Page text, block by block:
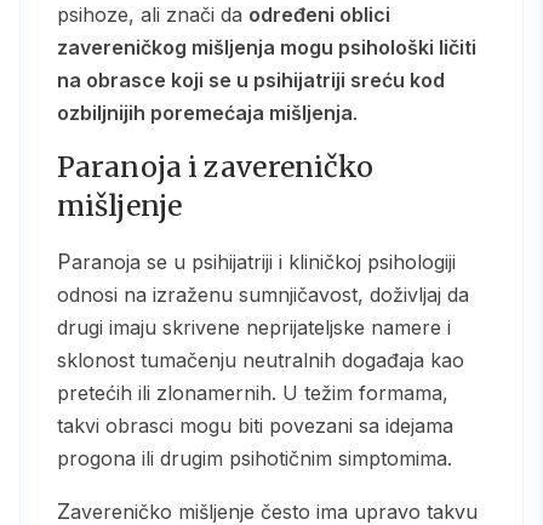
psihoze, ali znači da određeni oblici
zavereničkog mišljenja mogu psihološki ličiti
na obrasce koji se u psihijatriji sreću kod
ozbiljnijih poremećaja mišljenja.
Paranoja i zavereničko
mišljenje
Paranoja se u psihijatriji i kliničkoj psihologiji
odnosi na izraženu sumnjičavost, doživljaj da
drugi imaju skrivene neprijateljske namere i
sklonost tumačenju neutralnih događaja kao
pretećih ili zlonamernih. U težim formama,
takvi obrasci mogu biti povezani sa idejama
progona ili drugim psihotičnim simptomima.
Zavereničko mišljenje često ima upravo takvu